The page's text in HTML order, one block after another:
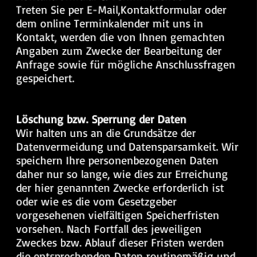
Treten Sie per E-Mail,Kontaktformular oder
dem online Terminkalender mit uns in
Kontakt, werden die von Ihnen gemachten
Angaben zum Zwecke der Bearbeitung der
Anfrage sowie für mögliche Anschlussfragen
gespeichert.
Löschung bzw. Sperrung der Daten
Wir halten uns an die Grundsätze der
Datenvermeidung und Datensparsamkeit. Wir
speichern Ihre personenbezogenen Daten
daher nur so lange, wie dies zur Erreichung
der hier genannten Zwecke erforderlich ist
oder wie es die vom Gesetzgeber
vorgesehenen vielfältigen Speicherfristen
vorsehen. Nach Fortfall des jeweiligen
Zweckes bzw. Ablauf dieser Fristen werden